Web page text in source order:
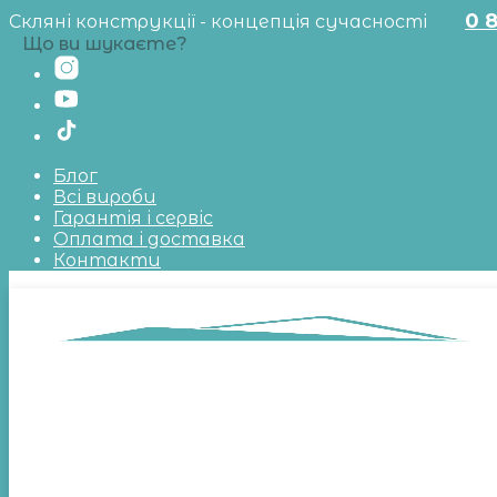
Скляні конструкції - концепція сучасності 0
Блог
Всі вироби
Гарантія і сервіс
Оплата і доставка
Контакти
Що ви шукаєте?